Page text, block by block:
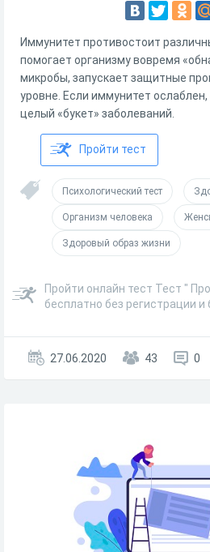
Иммунитет противостоит
помогает организму вовремя
микробы, запускает защитные
уровне. Если иммунитет
целый «букет» заболеваний.
Пройти тест
Психологический тест
Организм человека
Здоровый образ жизни
Пройти онлайн тест Тест "
бесплатно без регистрации
27.06.2020 43 0